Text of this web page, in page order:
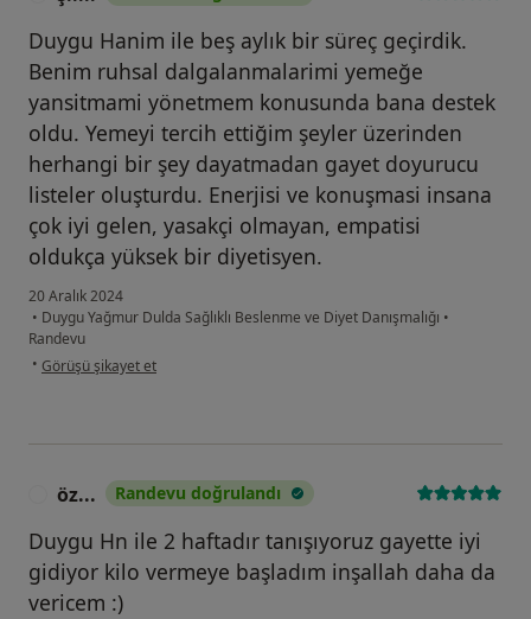
Duygu Hanim ile beş aylık bir süreç geçirdik.
Benim ruhsal dalgalanmalarimi yemeğe
yansitmami yönetmem konusunda bana destek
oldu. Yemeyi tercih ettiğim şeyler üzerinden
herhangi bir şey dayatmadan gayet doyurucu
listeler oluşturdu. Enerjisi ve konuşmasi insana
çok iyi gelen, yasakçi olmayan, empatisi
oldukça yüksek bir diyetisyen.
20 Aralık 2024
• Duygu Yağmur Dulda Sağlıklı Beslenme ve Diyet Danışmalığı •
Randevu
• kullanıcının görüşüne göre ş.....
Görüşü şikayet et
öz... Randevu doğrulandı
Duygu Hn ile 2 haftadır tanışıyoruz gayette iyi
gidiyor kilo vermeye başladım inşallah daha da
vericem :)